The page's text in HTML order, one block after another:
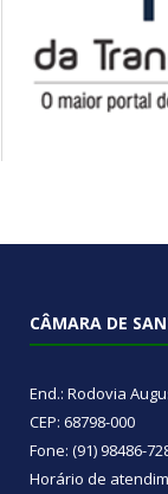
CÂMARA DE
End.: Rodovia
CEP: 68798-000
Fone: (91) 98486-
Horário de